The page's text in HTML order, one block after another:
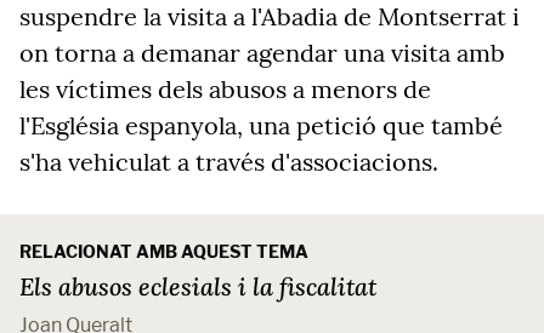
suspendre la visita a l'Abadia de Montserrat i
on torna a demanar agendar una visita amb
les víctimes dels abusos a menors de
l'Església espanyola, una petició que també
s'ha vehiculat a través d'associacions.
RELACIONAT AMB AQUEST TEMA
Els abusos eclesials i la fiscalitat
Joan Queralt